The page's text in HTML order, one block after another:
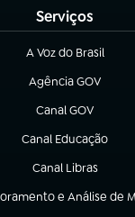
Serviços
A Voz do Brasil
(abre em nova aba)
Agência GOV
(abre em nova aba)
Canal GOV
(abre em nova aba)
Canal Educação
(abre em nova aba)
Canal Libras
(abre em nova aba)
e Análise de
nova aba)